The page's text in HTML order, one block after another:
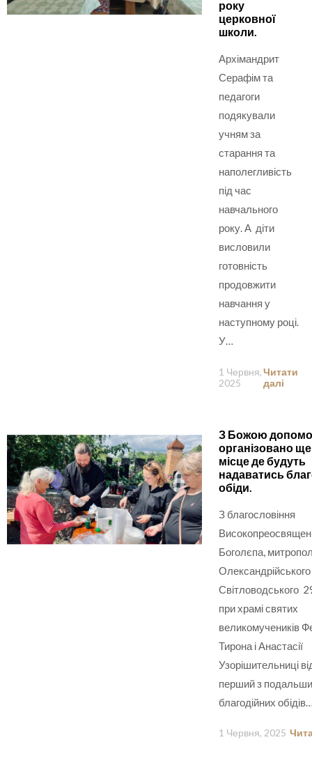
року
церковної
школи.
Архімандрит
Серафім та
педагоги
подякували
учням за
старання та
наполегливість
під час
навчального
року. А діти
висловили
готовність
продовжити
навчання у
наступному році.
У…
1 Червня,
2025
Читати
далі
З Божою
організовано
місце де будуть
надаватись
обіди.
З благословіння
Боголєпа,
Олександрійського
Світловодського
при храмі святих
великомучеників
Тирона і Анастасії
Узорішительниці
перший з
благодійних
1 Червня, 2025